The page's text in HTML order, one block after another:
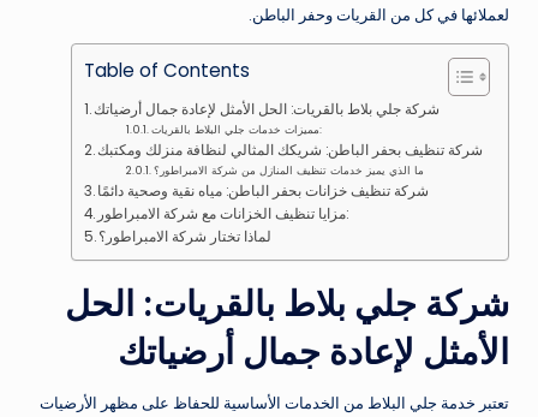
لعملائها في كل من القريات وحفر الباطن.
Table of Contents
شركة جلي بلاط بالقريات: الحل الأمثل لإعادة جمال أرضياتك
مميزات خدمات جلي البلاط بالقريات:
شركة تنظيف بحفر الباطن: شريكك المثالي لنظافة منزلك ومكتبك
ما الذي يميز خدمات تنظيف المنازل من شركة الامبراطور؟
شركة تنظيف خزانات بحفر الباطن: مياه نقية وصحية دائمًا
مزايا تنظيف الخزانات مع شركة الامبراطور:
لماذا تختار شركة الامبراطور؟
شركة جلي بلاط بالقريات: الحل
الأمثل لإعادة جمال أرضياتك
تعتبر خدمة جلي البلاط من الخدمات الأساسية للحفاظ على مظهر الأرضيات